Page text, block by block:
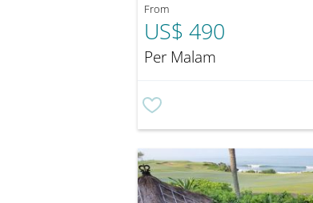
From
US$ 490
Per Malam